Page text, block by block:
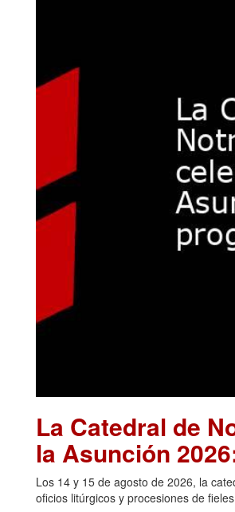
La Catedral de
la Asunción
Los 14 y 15 de agosto de 2026, la
oficios litúrgicos y procesiones de